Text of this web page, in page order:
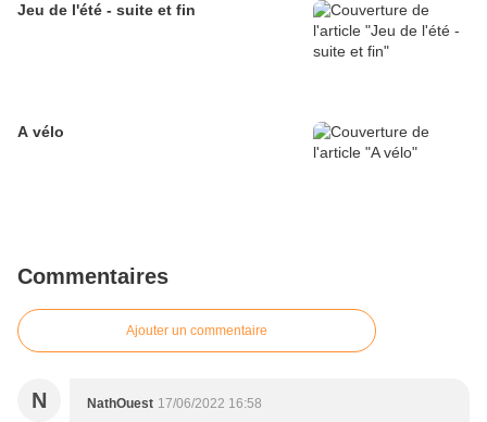
Jeu de l'été - suite et fin
A vélo
Commentaires
Ajouter un commentaire
N NathOuest 17/06/2022 16:58